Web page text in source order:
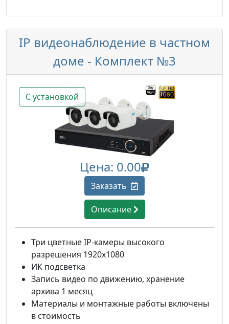
IP видеонаблюдение в частном
доме - Комплект №3
С установкой
Цена: 0.00
Заказать
Описание
Три цветные IP-камеры высокого
разрешения 1920х1080
ИК подсветка
Запись видео по движению, хранение
архива 1 месяц
Материалы и монтажные работы включены
в стоимость